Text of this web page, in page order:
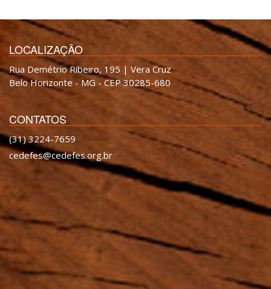
LOCALIZAÇÃO
Rua Demétrio Ribeiro, 195 | Vera Cruz
Belo Horizonte - MG - CEP 30285-680
CONTATOS
(31) 3224-7659
cedefes@cedefes.org.br